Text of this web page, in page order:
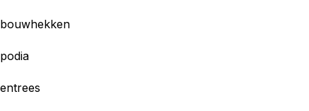
bouwhekken
podia
entrees